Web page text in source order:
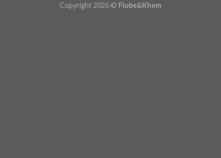
Copyright 2026 © Flube&Khem